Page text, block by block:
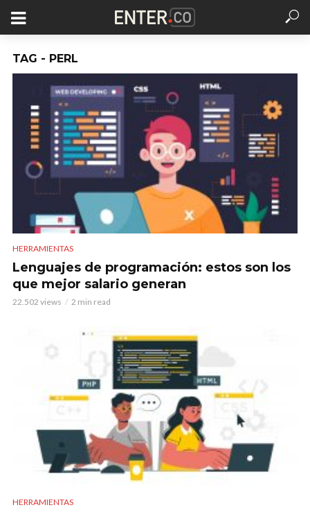
TAG - PERL
HERRAMIENTAS
Lenguajes de programación: estos son los
que mejor salario generan
22.502 views 2 min read
HERRAMIENTAS